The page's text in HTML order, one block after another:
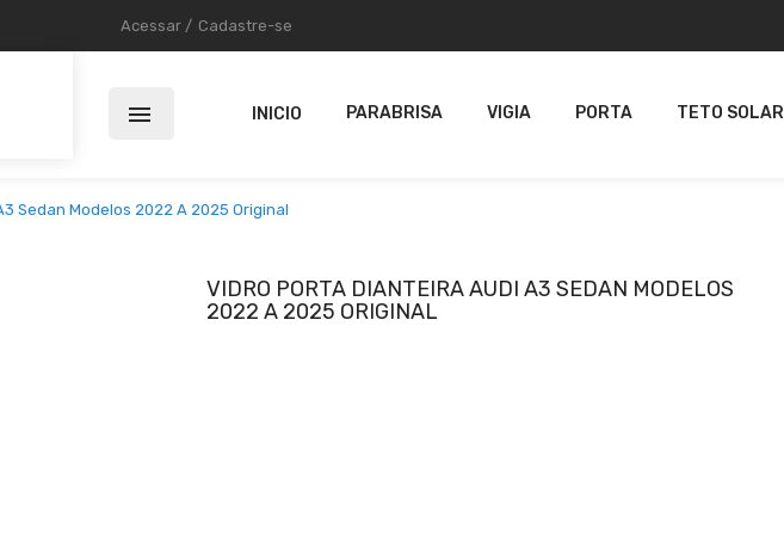
Acessar / Cadastre-se
INICIO PARABRISA VIGIA PORTA TETO SOLAR
Sedan Modelos 2022 A 2025 Original
VIDRO PORTA DIANTEIRA AUDI A3 SEDAN MODELOS
2022 A 2025 ORIGINAL